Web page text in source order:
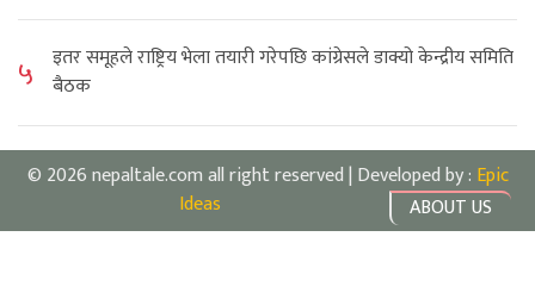
५
इतर समूहले राष्ट्रिय भेला तयारी गरेपछि कांग्रेसले डाक्यो केन्द्रीय समिति
बैठक
© 2026 nepaltale.com all right reserved | Developed by : Epic
Ideas
ABOUT US